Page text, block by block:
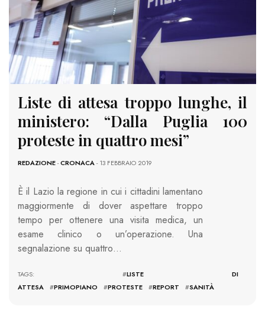
Liste di attesa troppo lunghe, il
ministero: “Dalla Puglia 100
proteste in quattro mesi”
REDAZIONE-CRONACA- 13 FEBBRAIO 2019
È il Lazio la regione in cui i cittadini lamentano
maggiormente di dover aspettare troppo
tempo per ottenere una visita medica, un
esame clinico o un’operazione. Una
segnalazione su quattro…
TAGS: #LISTE DI
ATTESA
#PRIMOPIANO #PROTESTE #REPORT #SANITÀ